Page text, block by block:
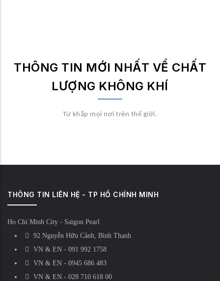
THÔNG TIN MỚI NHẤT VỀ CHẤT
LƯỢNG KHÔNG KHÍ
Từ khắp mọi nơi trên thế giới.
THÔNG TIN LIÊN HỆ - TP HỒ CHÍNH MINH
Ho Chi Minh City - Saigon Pearl
92 Nguyễn Hữu Cảnh, Bình Thạnh
VN & EN - 091 992 1758
VN & EN - 0945 686 483
VN & EN - 028 710 618 00